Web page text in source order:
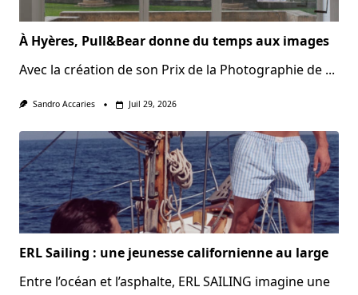
À Hyères, Pull&Bear donne du temps aux images
Avec la création de son Prix de la Photographie de ...
Sandro Accaries Juil 29, 2026
ERL Sailing : une jeunesse californienne au large
Entre l’océan et l’asphalte, ERL SAILING imagine une